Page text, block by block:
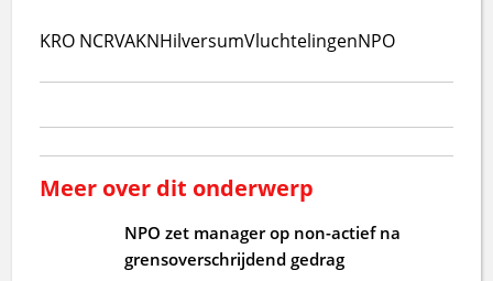
KRO NCRVAKNHilversumVluchtelingenNPO
Meer over dit onderwerp
NPO zet manager op non-actief na
grensoverschrijdend gedrag